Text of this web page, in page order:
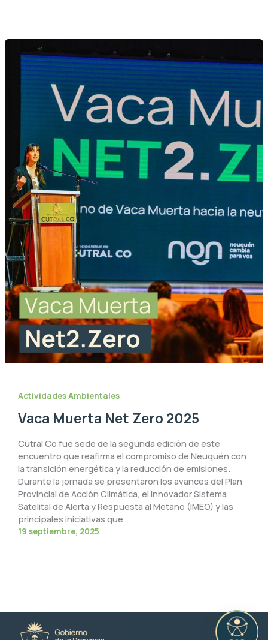
Actividades Ambientales
Vaca Muerta Net Zero 2025
Cutral Co fue sede de la segunda edición de este
encuentro que reafirma el compromiso de Neuquén con
la transición energética y la reducción de emisiones.
Durante la jornada se presentaron los avances del Plan
Provincial de Acción Climática, el innovador Sistema
Satelital de Alerta y Respuesta al Metano (IMEO) y las
principales iniciativas que
19 septiembre, 2025